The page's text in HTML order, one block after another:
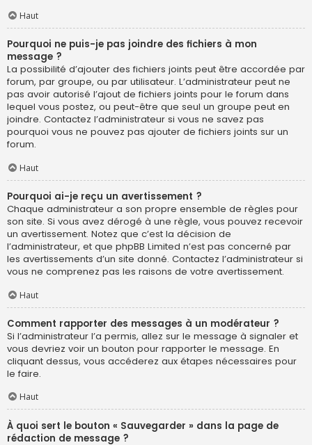
Haut
Pourquoi ne puis-je pas joindre des fichiers à mon
message ?
La possibilité d’ajouter des fichiers joints peut être accordée par
forum, par groupe, ou par utilisateur. L’administrateur peut ne
pas avoir autorisé l’ajout de fichiers joints pour le forum dans
lequel vous postez, ou peut-être que seul un groupe peut en
joindre. Contactez l’administrateur si vous ne savez pas
pourquoi vous ne pouvez pas ajouter de fichiers joints sur un
forum.
Haut
Pourquoi ai-je reçu un avertissement ?
Chaque administrateur a son propre ensemble de règles pour
son site. Si vous avez dérogé à une règle, vous pouvez recevoir
un avertissement. Notez que c’est la décision de
l’administrateur, et que phpBB Limited n’est pas concerné par
les avertissements d’un site donné. Contactez l’administrateur si
vous ne comprenez pas les raisons de votre avertissement.
Haut
Comment rapporter des messages à un modérateur ?
Si l’administrateur l’a permis, allez sur le message à signaler et
vous devriez voir un bouton pour rapporter le message. En
cliquant dessus, vous accéderez aux étapes nécessaires pour
le faire.
Haut
À quoi sert le bouton « Sauvegarder » dans la page de
rédaction de message ?